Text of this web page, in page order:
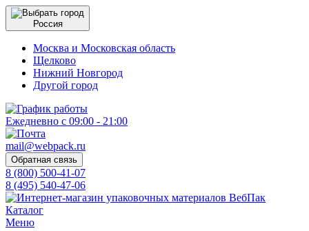
Россия
Москва и Московская область
Щелково
Нижний Новгород
Другой город
Ежедневно с 09:00 - 21:00
mail@webpack.ru
Обратная связь
8 (800) 500-41-07
8 (495) 540-47-06
Каталог
Меню